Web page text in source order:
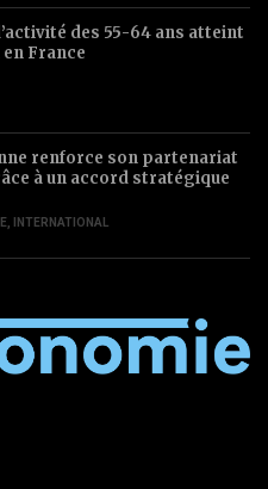
des 55-64 ans atteint
France
renforce son partenariat
à un accord stratégique
INTERNATIONAL